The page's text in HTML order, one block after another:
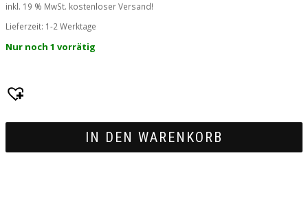
inkl. 19 % MwSt. kostenloser Versand!
Lieferzeit: 1-2 Werktage
Nur noch 1 vorrätig
IN DEN WARENKORB